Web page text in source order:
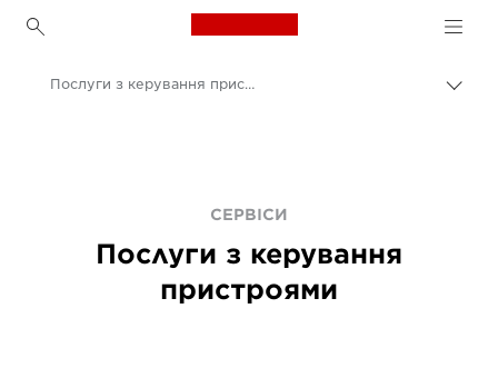
Canon Logo, back to
Послуги з керування пристроями для друку
СЕРВІСИ
Послуги з керування
пристроями